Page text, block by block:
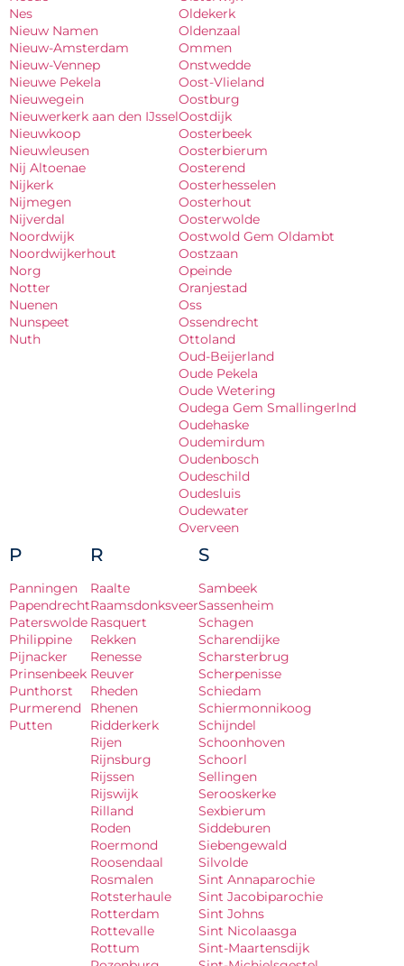
Nes
Nieuw Namen
Nieuw-Amsterdam
Nieuw-Vennep
Nieuwe Pekela
Nieuwegein
Nieuwerkerk aan den IJssel
Nieuwkoop
Nieuwleusen
Nij Altoenae
Nijkerk
Nijmegen
Nijverdal
Noordwijk
Noordwijkerhout
Norg
Notter
Nuenen
Nunspeet
Nuth
Oldekerk
Oldenzaal
Ommen
Onstwedde
Oost-Vlieland
Oostburg
Oostdijk
Oosterbeek
Oosterbierum
Oosterend
Oosterhesselen
Oosterhout
Oosterwolde
Oostwold Gem Oldambt
Oostzaan
Opeinde
Oranjestad
Oss
Ossendrecht
Ottoland
Oud-Beijerland
Oude Pekela
Oude Wetering
Oudega Gem Smallingerlnd
Oudehaske
Oudemirdum
Oudenbosch
Oudeschild
Oudesluis
Oudewater
Overveen
P
Panningen
Papendrecht
Paterswolde
Philippine
Pijnacker
Prinsenbeek
Punthorst
Purmerend
Putten
R
Raalte
Raamsdonksveer
Rasquert
Rekken
Renesse
Reuver
Rheden
Rhenen
Ridderkerk
Rijen
Rijnsburg
Rijssen
Rijswijk
Rilland
Roden
Roermond
Roosendaal
Rosmalen
Rotsterhaule
Rotterdam
Rottevalle
Rottum
S
Sambeek
Sassenheim
Schagen
Scharendijke
Scharsterbrug
Scherpenisse
Schiedam
Schiermonnikoog
Schijndel
Schoonhoven
Schoorl
Sellingen
Serooskerke
Sexbierum
Siddeburen
Siebengewald
Silvolde
Sint Annaparochie
Sint Jacobiparochie
Sint Johns
Sint Nicolaasga
Sint-Maartensdijk